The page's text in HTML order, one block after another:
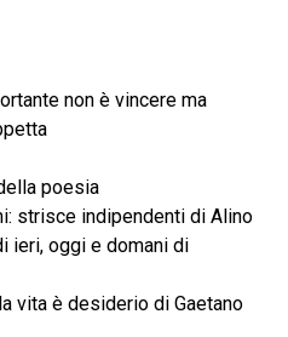
non è vincere ma
poesia
strisce indipendenti di Alino
ieri, oggi e domani di
vita è desiderio di Gaetano